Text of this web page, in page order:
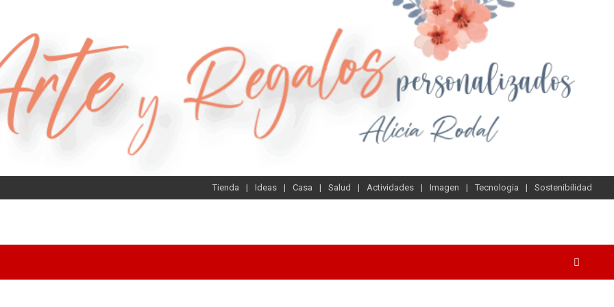
Tienda Ideas Casa Salud Actividades Imagen Tecnologia Sostenibilidad